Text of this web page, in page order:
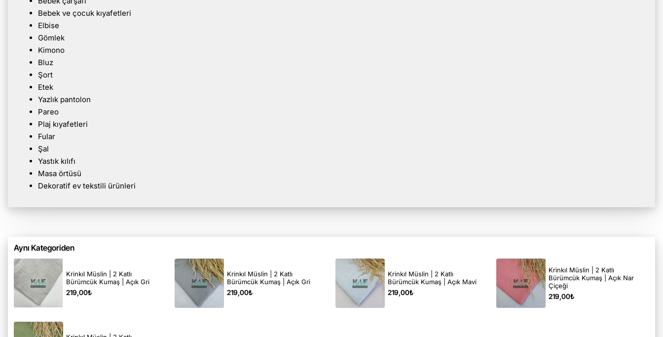
Bebek ve çocuk kıyafetleri
Elbise
Gömlek
Kimono
Bluz
Şort
Etek
Yazlık pantolon
Pareo
Plaj kıyafetleri
Fular
Şal
Yastık kılıfı
Masa örtüsü
Dekoratif ev tekstili ürünleri
Aynı Kategoriden
Krinkıl Müslin | 2 Katlı
Bürümcük Kumaş | Açık Gri
219,00₺
Krinkıl Müslin | 2 Katlı
Bürümcük Kumaş | Açık Gri
219,00₺
Krinkıl Müslin | 2 Katlı
Bürümcük Kumaş | Açık Mavi
219,00₺
Krinkıl Müslin | 2 Katlı
Bürümcük Kumaş | Açık Nar
Çiçeği
219,00₺